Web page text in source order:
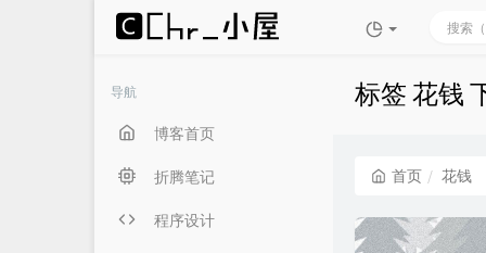
导航
博客首页
折腾笔记
程序设计
标签 花钱
首页 花钱